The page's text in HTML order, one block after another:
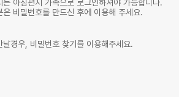
는 아침편지 가족으로 로그인하셔야 가능합니다.
은 비밀번호를 만드신 후에 이용해 주세요.
날경우, 비밀번호 찾기를 이용해주세요.